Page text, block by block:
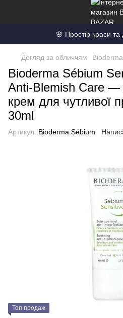
🌸 Простір краси та
Догляд за обличчям
Bioderma Sébium
Anti-Blemish Care —
крем для чутливої
30ml
Артикул: Bioderma Sébium
Топ продаж